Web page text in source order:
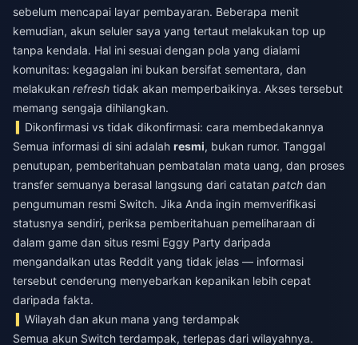
sebelum mencapai layar pembayaran. Beberapa menit
kemudian, akun seluler saya yang tertaut melakukan top up
tanpa kendala. Hal ini sesuai dengan pola yang dialami
komunitas: kegagalan ini bukan bersifat sementara, dan
melakukan refresh tidak akan memperbaikinya. Akses tersebut
memang sengaja dihilangkan.
Dikonfirmasi vs tidak dikonfirmasi: cara membedakannya
Semua informasi di sini adalah resmi, bukan rumor. Tanggal
penutupan, pemberitahuan pembatalan mata uang, dan proses
transfer semuanya berasal langsung dari catatan patch dan
pengumuman resmi Switch. Jika Anda ingin memverifikasi
statusnya sendiri, periksa pemberitahuan pemeliharaan di
dalam game dan situs resmi Eggy Party daripada
mengandalkan utas Reddit yang tidak jelas — informasi
tersebut cenderung menyebarkan kepanikan lebih cepat
daripada fakta.
Wilayah dan akun mana yang terdampak
Semua akun Switch terdampak, terlepas dari wilayahnya.